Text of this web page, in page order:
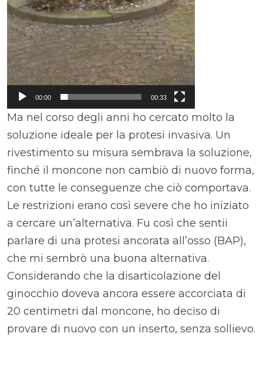
00:00 00:33
Ma nel corso degli anni ho cercato molto la
soluzione ideale per la protesi invasiva. Un
rivestimento su misura sembrava la soluzione,
finché il moncone non cambiò di nuovo forma,
con tutte le conseguenze che ciò comportava.
Le restrizioni erano così severe che ho iniziato
a cercare un’alternativa. Fu così che sentii
parlare di una protesi ancorata all’osso (BAP),
che mi sembrò una buona alternativa.
Considerando che la disarticolazione del
ginocchio doveva ancora essere accorciata di
20 centimetri dal moncone, ho deciso di
provare di nuovo con un inserto, senza sollievo.